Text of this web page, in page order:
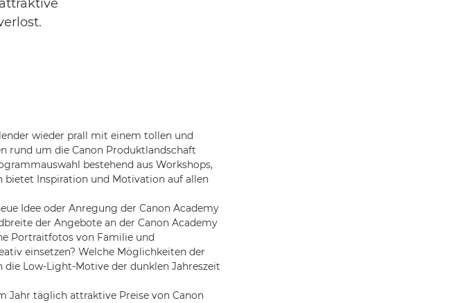
wieder prall mit einem tollen und
rund um die Canon Produktlandschaft
bestehend aus Workshops,
bietet Inspiration und Motivation auf allen
Idee oder Anregung der Canon Academy
der Angebote an der Canon Academy
Portraitfotos von Familie und
einsetzen? Welche Möglichkeiten der
Low-Light-Motive der dunklen Jahreszeit
Jahr täglich attraktive Preise von Canon